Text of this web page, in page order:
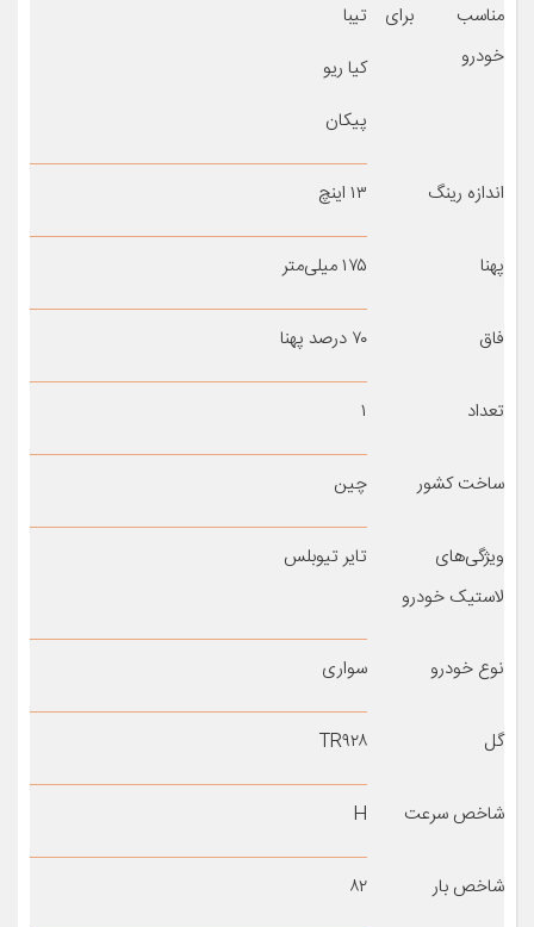
مناسب برای
خودرو
تیبا
کیا ریو
پیکان
اندازه رینگ ۱۳ اینچ
پهنا ۱۷۵ میلی‌متر
فاق ۷۰ درصد پهنا
تعداد ۱
ساخت کشور چین
ویژگی‌های
لاستیک خودرو
تایر تیوبلس
نوع خودرو سواری
گل TR۹۲۸
شاخص سرعت H
شاخص بار ۸۲